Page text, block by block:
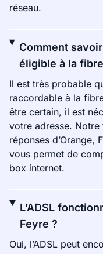
réseau.
Comment
éligible à la
Il est très probable
raccordable à la
être certain, il est
votre adresse. Notre
réponses d’Orange,
vous permet de
box internet.
L’ADSL
Feyre ?
Oui, l’ADSL peut